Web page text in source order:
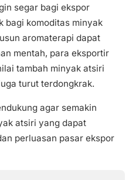
segar bagi ekspor
bagi komoditas minyak
aromaterapi dapat
mentah, para eksportir
tambah minyak atsiri
turut terdongkrak.
agar semakin
atsiri yang dapat
perluasan pasar ekspor